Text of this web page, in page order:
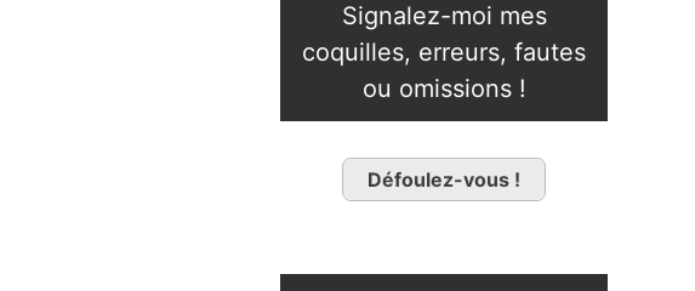
Signalez-moi mes
coquilles, erreurs, fautes
ou omissions !
Défoulez-vous !